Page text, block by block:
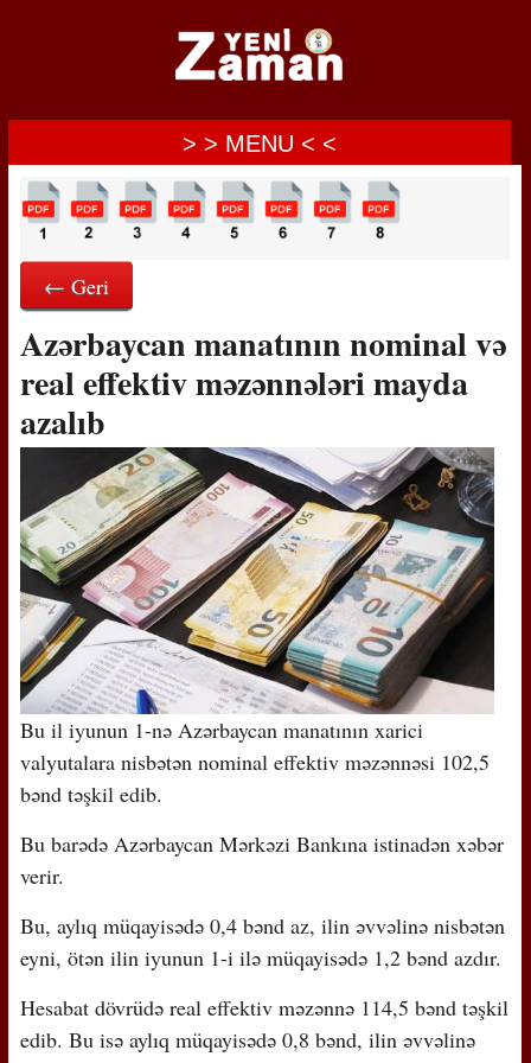
> > MENU < <
← Geri
Azərbaycan manatının nominal və
real effektiv məzənnələri mayda
azalıb
Bu il iyunun 1-nə Azərbaycan manatının xarici
valyutalara nisbətən nominal effektiv məzənnəsi 102,5
bənd təşkil edib.
Bu barədə Azərbaycan Mərkəzi Bankına istinadən xəbər
verir.
Bu, aylıq müqayisədə 0,4 bənd az, ilin əvvəlinə nisbətən
eyni, ötən ilin iyunun 1-i ilə müqayisədə 1,2 bənd azdır.
Hesabat dövrüdə real effektiv məzənnə 114,5 bənd təşkil
edib. Bu isə aylıq müqayisədə 0,8 bənd, ilin əvvəlinə